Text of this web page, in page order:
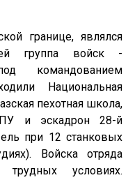
границе, являлся
группа войск -
командованием
Национальная
пехотная школа,
и эскадрон 28-й
при 12 станковых
Войска отряда
условиях.